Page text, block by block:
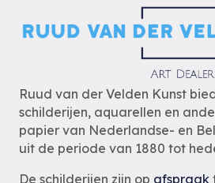
Ruud van der Velden Kunst
schilderijen, aquarellen en
papier van Nederlandse- en
uit de periode van 1880 tot
De schilderijen zijn op afspraak